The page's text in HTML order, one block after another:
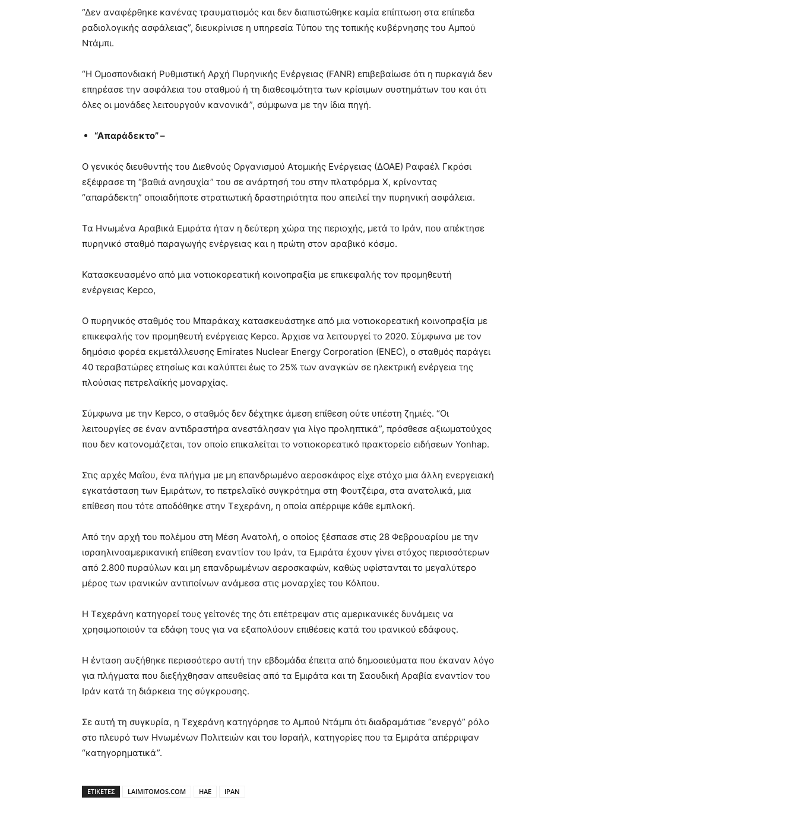
“Δεν αναφέρθηκε κανένας τραυματισμός και δεν διαπιστώθηκε καμία επίπτωση στα επίπεδα
ραδιολογικής ασφάλειας”, διευκρίνισε η υπηρεσία Τύπου της τοπικής κυβέρνησης του Αμπού
Ντάμπι.
“Η Ομοσπονδιακή Ρυθμιστική Αρχή Πυρηνικής Ενέργειας (FANR) επιβεβαίωσε ότι η πυρκαγιά δεν
επηρέασε την ασφάλεια του σταθμού ή τη διαθεσιμότητα των κρίσιμων συστημάτων του και ότι
όλες οι μονάδες λειτουργούν κανονικά”, σύμφωνα με την ίδια πηγή.
“Απαράδεκτο” –
Ο γενικός διευθυντής του Διεθνούς Οργανισμού Ατομικής Ενέργειας (ΔΟΑΕ) Ραφαέλ Γκρόσι
εξέφρασε τη “βαθιά ανησυχία” του σε ανάρτησή του στην πλατφόρμα Χ, κρίνοντας
“απαράδεκτη” οποιαδήποτε στρατιωτική δραστηριότητα που απειλεί την πυρηνική ασφάλεια.
Τα Ηνωμένα Αραβικά Εμιράτα ήταν η δεύτερη χώρα της περιοχής, μετά το Ιράν, που απέκτησε
πυρηνικό σταθμό παραγωγής ενέργειας και η πρώτη στον αραβικό κόσμο.
Κατασκευασμένο από μια νοτιοκορεατική κοινοπραξία με επικεφαλής τον προμηθευτή
ενέργειας Kepco,
Ο πυρηνικός σταθμός του Μπαράκαχ κατασκευάστηκε από μια νοτιοκορεατική κοινοπραξία με
επικεφαλής τον προμηθευτή ενέργειας Kepco. Άρχισε να λειτουργεί το 2020. Σύμφωνα με τον
δημόσιο φορέα εκμετάλλευσης Emirates Nuclear Energy Corporation (ENEC), ο σταθμός παράγει
40 τεραβατώρες ετησίως και καλύπτει έως το 25% των αναγκών σε ηλεκτρική ενέργεια της
πλούσιας πετρελαϊκής μοναρχίας.
Σύμφωνα με την Kepco, ο σταθμός δεν δέχτηκε άμεση επίθεση ούτε υπέστη ζημιές. “Οι
λειτουργίες σε έναν αντιδραστήρα ανεστάλησαν για λίγο προληπτικά”, πρόσθεσε αξιωματούχος
που δεν κατονομάζεται, τον οποίο επικαλείται το νοτιοκορεατικό πρακτορείο ειδήσεων Yonhap.
Στις αρχές Μαΐου, ένα πλήγμα με μη επανδρωμένο αεροσκάφος είχε στόχο μια άλλη ενεργειακή
εγκατάσταση των Εμιράτων, το πετρελαϊκό συγκρότημα στη Φουτζέιρα, στα ανατολικά, μια
επίθεση που τότε αποδόθηκε στην Τεχεράνη, η οποία απέρριψε κάθε εμπλοκή.
Από την αρχή του πολέμου στη Μέση Ανατολή, ο οποίος ξέσπασε στις 28 Φεβρουαρίου με την
ισραηλινοαμερικανική επίθεση εναντίον του Ιράν, τα Εμιράτα έχουν γίνει στόχος περισσότερων
από 2.800 πυραύλων και μη επανδρωμένων αεροσκαφών, καθώς υφίστανται το μεγαλύτερο
μέρος των ιρανικών αντιποίνων ανάμεσα στις μοναρχίες του Κόλπου.
Η Τεχεράνη κατηγορεί τους γείτονές της ότι επέτρεψαν στις αμερικανικές δυνάμεις να
χρησιμοποιούν τα εδάφη τους για να εξαπολύουν επιθέσεις κατά του ιρανικού εδάφους.
Η ένταση αυξήθηκε περισσότερο αυτή την εβδομάδα έπειτα από δημοσιεύματα που έκαναν λόγο
για πλήγματα που διεξήχθησαν απευθείας από τα Εμιράτα και τη Σαουδική Αραβία εναντίον του
Ιράν κατά τη διάρκεια της σύγκρουσης.
Σε αυτή τη συγκυρία, η Τεχεράνη κατηγόρησε το Αμπού Ντάμπι ότι διαδραμάτισε “ενεργό” ρόλο
στο πλευρό των Ηνωμένων Πολιτειών και του Ισραήλ, κατηγορίες που τα Εμιράτα απέρριψαν
“κατηγορηματικά”.
ΕΤΙΚΕΤΕΣ LAIMITOMOS.COM ΗΑΕ ΙΡΑΝ